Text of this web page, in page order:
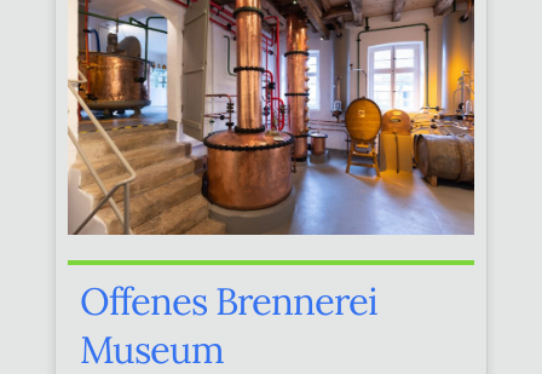
Offenes Brennerei
Museum